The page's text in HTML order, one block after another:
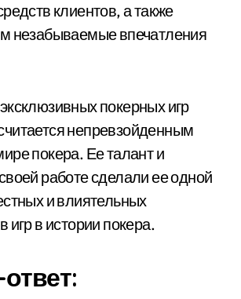
клиентов, а также
незабываемые впечатления
покерных игр
непревзойденным
покера. Ее талант и
работе сделали ее одной
и влиятельных
игр в истории покера.